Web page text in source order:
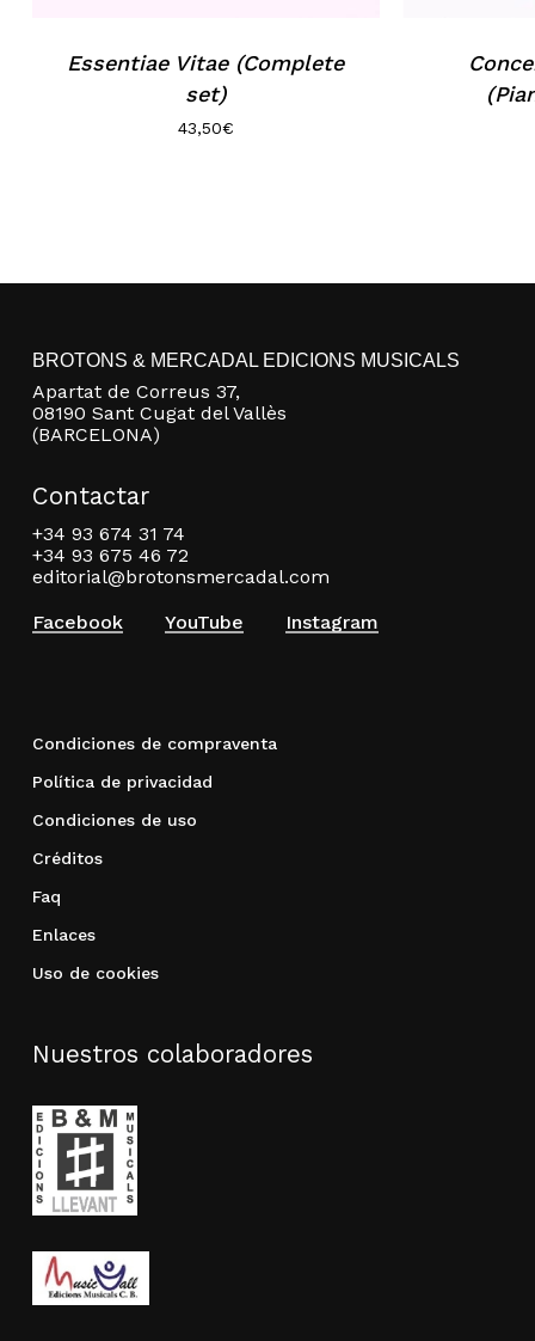
Essentiae Vitae (Complete
set)
43,50€
BROTONS & MERCADAL EDICIONS MUSICALS
Apartat de Correus 37,
08190 Sant Cugat del Vallès
(BARCELONA)
Contactar
+34 93 674 31 74
+34 93 675 46 72
editorial@brotonsmercadal.com
Facebook
YouTube Instagram
Condiciones de compraventa
Política de privacidad
Condiciones de uso
Créditos
Faq
Enlaces
Uso de cookies
Nuestros colaboradores